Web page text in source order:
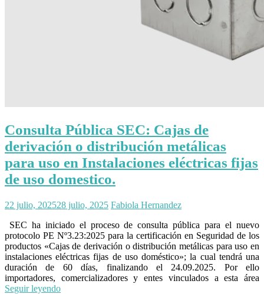
Consulta Pública SEC: Cajas de
derivación o distribución metálicas
para uso en Instalaciones eléctricas fijas
de uso domestico.
22 julio, 202528 julio, 2025 Fabiola Hernandez
SEC ha iniciado el proceso de consulta pública para el nuevo
protocolo PE Nº3.23:2025 para la certificación en Seguridad de los
productos «Cajas de derivación o distribución metálicas para uso en
instalaciones eléctricas fijas de uso doméstico»; la cual tendrá una
duración de 60 días, finalizando el 24.09.2025. Por ello
importadores, comercializadores y entes vinculados a esta área
Seguir leyendo